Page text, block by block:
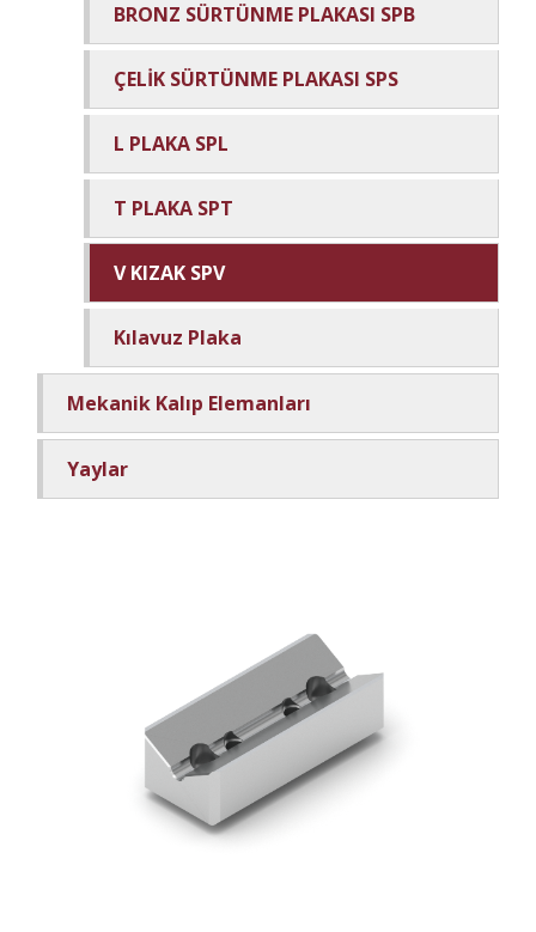
BRONZ SÜRTÜNME PLAKASI SPB
ÇELİK SÜRTÜNME PLAKASI SPS
L PLAKA SPL
T PLAKA SPT
V KIZAK SPV
Kılavuz Plaka
Mekanik Kalıp Elemanları
Yaylar